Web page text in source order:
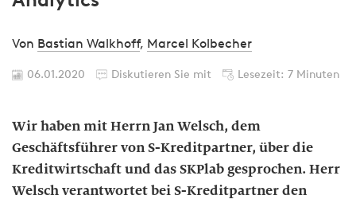
Von Bastian Walkhoff, Marcel Kolbecher
06.01.2020 Diskutieren Sie mit Lesezeit: 7 Minuten
Wir haben mit Herrn Jan Welsch, dem
Geschäftsführer von S-Kreditpartner, über die
Kreditwirtschaft und das SKPlab gesprochen. Herr
Welsch verantwortet bei S-Kreditpartner den